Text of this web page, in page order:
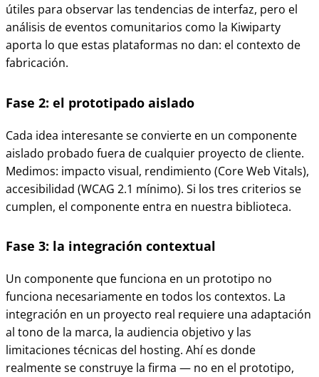
útiles para observar las tendencias de interfaz, pero el
análisis de eventos comunitarios como la Kiwiparty
aporta lo que estas plataformas no dan: el contexto de
fabricación.
Fase 2: el prototipado aislado
Cada idea interesante se convierte en un componente
aislado probado fuera de cualquier proyecto de cliente.
Medimos: impacto visual, rendimiento (Core Web Vitals),
accesibilidad (WCAG 2.1 mínimo). Si los tres criterios se
cumplen, el componente entra en nuestra biblioteca.
Fase 3: la integración contextual
Un componente que funciona en un prototipo no
funciona necesariamente en todos los contextos. La
integración en un proyecto real requiere una adaptación
al tono de la marca, la audiencia objetivo y las
limitaciones técnicas del hosting. Ahí es donde
realmente se construye la firma — no en el prototipo,